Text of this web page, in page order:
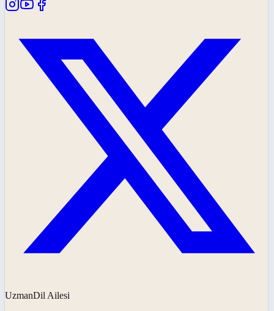
UzmanDil Ailesi